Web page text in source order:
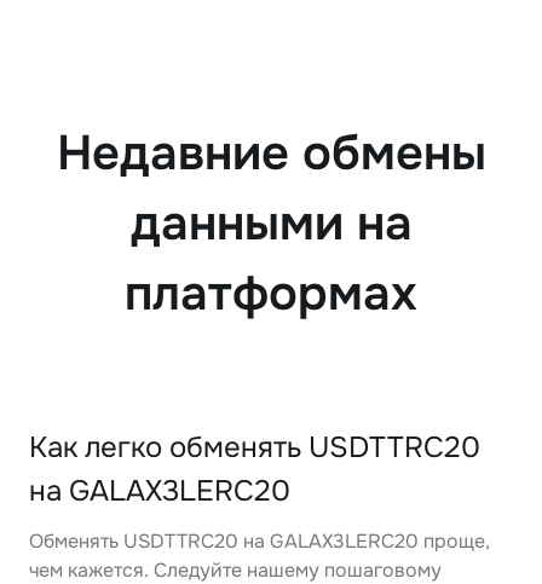
Недавние обмены
данными на
платформах
Как легко обменять USDTTRC20
на GALAX3LERC20
Обменять USDTTRC20 на GALAX3LERC20 проще,
чем кажется. Следуйте нашему пошаговому